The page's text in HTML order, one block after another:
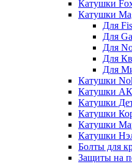
Катушки
Катушки
Для
Для
Для
Для
Для
Катушки
Катушки
Катушки
Катушки
Катушки
Катушки
Болты для
Защиты на